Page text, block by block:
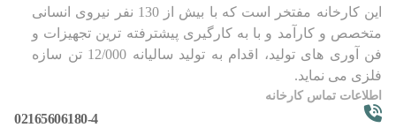
این کارخانه مفتخر است که با بیش از 130 نفر نیروی انسانی
متخصص و کارآمد و با به کارگیری پیشترفته ترین تجهیزات و
فن آوری های تولید، اقدام به تولید سالیانه 12/000 تن سازه
فلزی می نماید.
اطلاعات تماس کارخانه
02165606180-4